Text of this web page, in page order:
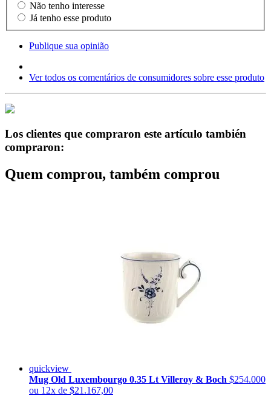
Não tenho interesse
Já tenho esse produto
Publique sua opinião
Ver todos os comentários de consumidores sobre esse produto
Los clientes que compraron este artículo también
compraron:
Quem comprou, também comprou
quickview
Mug Old Luxembourgo 0.35 Lt Villeroy & Boch $254.000
ou 12x de $21.167,00